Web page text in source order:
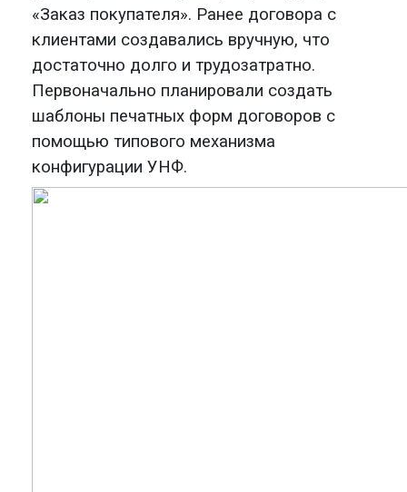
«Заказ покупателя». Ранее договора с
клиентами создавались вручную, что
достаточно долго и трудозатратно.
Первоначально планировали создать
шаблоны печатных форм договоров с
помощью типового механизма
конфигурации УНФ.